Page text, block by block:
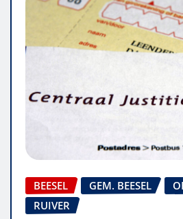
BEESEL GEM. BEESEL
RUIVER